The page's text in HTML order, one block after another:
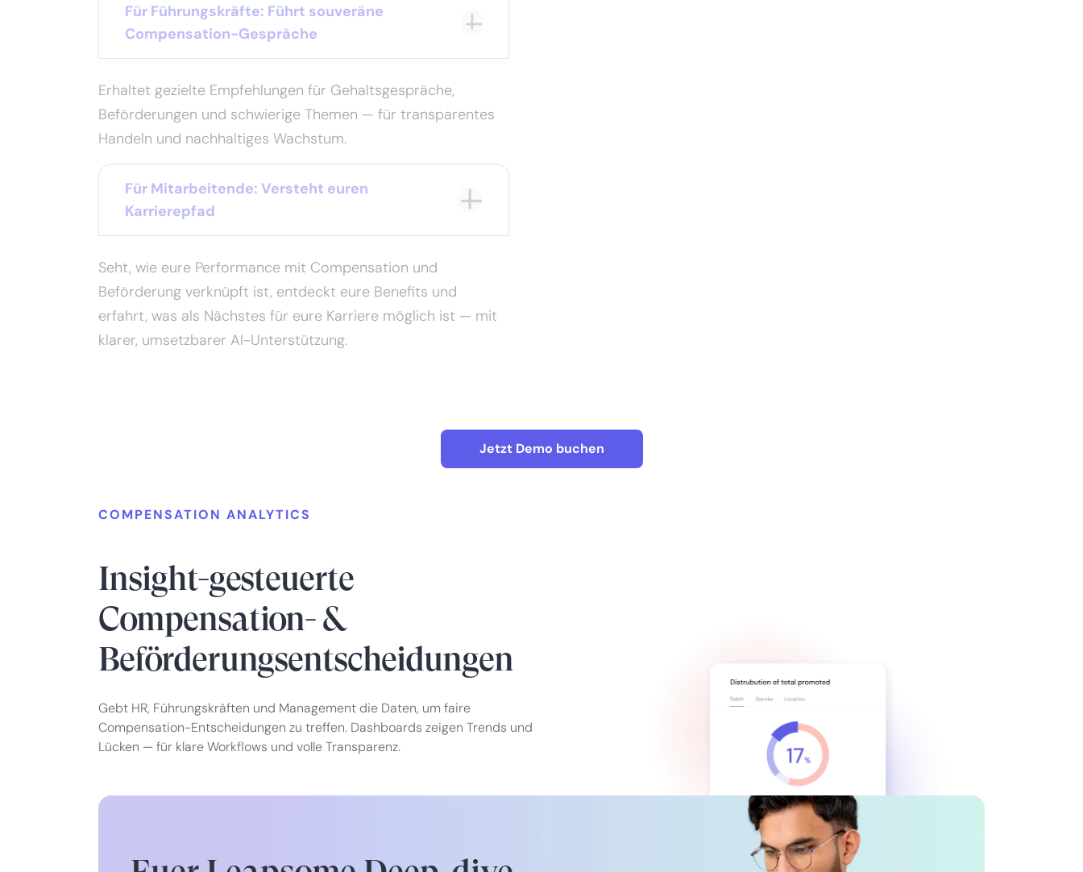
Für Führungskräfte: Führt souveräne
Compensation-Gespräche
Erhaltet gezielte Empfehlungen für Gehaltsgespräche,
Beförderungen und schwierige Themen — für transparentes
Handeln und nachhaltiges Wachstum.
Für Mitarbeitende: Versteht euren
Karrierepfad
Seht, wie eure Performance mit Compensation und
Beförderung verknüpft ist, entdeckt eure Benefits und
erfahrt, was als Nächstes für eure Karriere möglich ist — mit
klarer, umsetzbarer AI-Unterstützung.
Jetzt Demo buchen
COMPENSATION ANALYTICS
Insight-gesteuerte
Compensation- &
Beförderungsentscheidungen
Gebt HR, Führungskräften und Management die Daten, um faire
Compensation-Entscheidungen zu treffen. Dashboards zeigen Trends und
Lücken — für klare Workflows und volle Transparenz.